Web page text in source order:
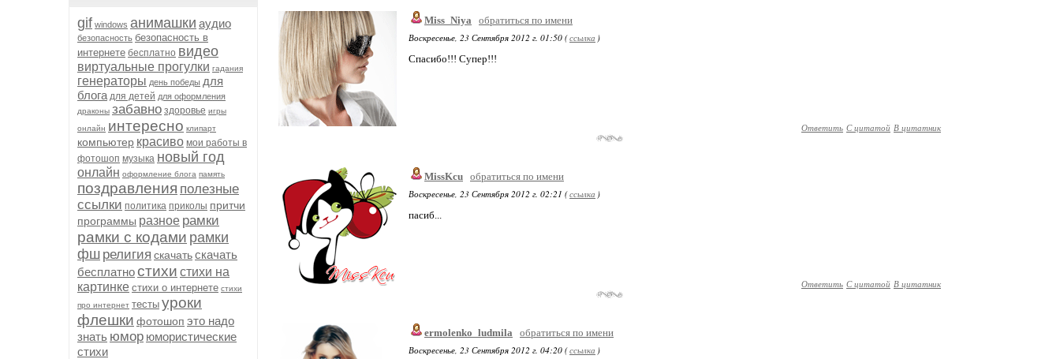
gif windows анимашки аудио
безопасность безопасность в
интернете бесплатно видео
виртуальные прогулки гадания
генераторы день победы для
блога для детей для оформления
драконы забавно здоровье игры
онлайн интересно клипарт
компьютер красиво мои работы в
фотошоп музыка новый год
онлайн оформление блога память
поздравления полезные
ссылки политика приколы притчи
программы разное рамки
рамки с кодами рамки
фш религия скачатьскачать
бесплатностихи стихи на
картинке стихи о интернете стихи
про интернет тесты уроки
флешки фотошоп это надо
знать юмор юмористические
стихи
Miss_Niya
обратиться по имени
Воскресенье, 23 Сентября 2012 г. 01:50 (ссылка )
Спасибо!!! Супер!!!
Ответить С цитатой В цитатник
MissKcu обратиться по имени
Воскресенье, 23 Сентября 2012 г. 02:21 (ссылка )
пасиб...
Ответить С цитатой В цитатник
ermolenko_ludmila
обратиться по имени
Воскресенье, 23 Сентября 2012 г. 04:20 (ссылка )